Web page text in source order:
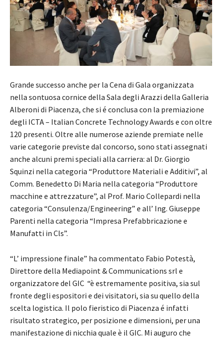
Grande successo anche per la Cena di Gala organizzata
nella sontuosa cornice della Sala degli Arazzi della Galleria
Alberoni di Piacenza, che si é conclusa con la premiazione
degli ICTA – Italian Concrete Technology Awards e con oltre
120 presenti. Oltre alle numerose aziende premiate nelle
varie categorie previste dal concorso, sono stati assegnati
anche alcuni premi speciali alla carriera: al Dr. Giorgio
Squinzi nella categoria “Produttore Materiali e Additivi”, al
Comm. Benedetto Di Maria nella categoria “Produttore
macchine e attrezzature”, al Prof. Mario Collepardi nella
categoria “Consulenza/Engineering” e all’ Ing. Giuseppe
Parenti nella categoria “Impresa Prefabbricazione e
Manufatti in Cls”.
“L’ impressione finale” ha commentato Fabio Potestà,
Direttore della Mediapoint & Communications srl e
organizzatore del GIC “è estremamente positiva, sia sul
fronte degli espositori e dei visitatori, sia su quello della
scelta logistica. Il polo fieristico di Piacenza é infatti
risultato strategico, per posizione e dimensioni, per una
manifestazione di nicchia quale è il GIC. Mi auguro che